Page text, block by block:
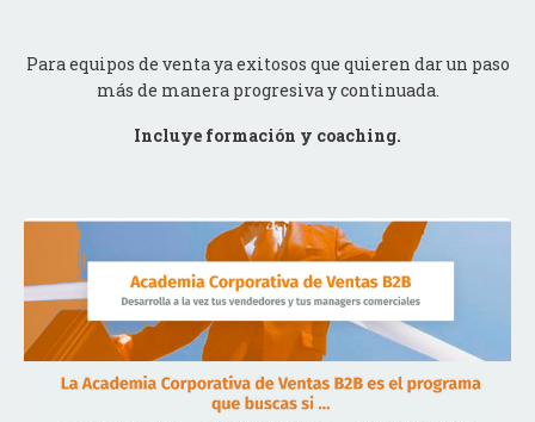
más de manera progresiva y continuada.
Incluye formación y coaching.